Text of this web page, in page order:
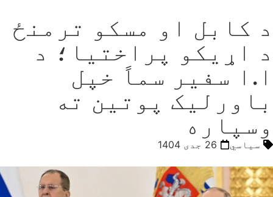
د کابل او مسکو ترمنځ
د اړیکو پراختیا؛ د
ا.ا سفیر سماً خپل
باورلیک پوتین ته
وسپاره
سیاسي 26 جدی 1404